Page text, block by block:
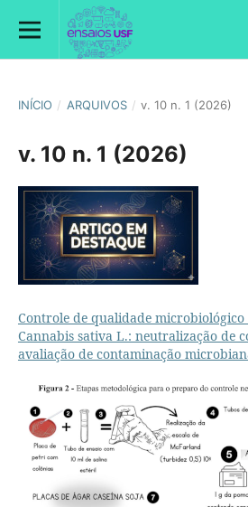
INÍCIO / ARQUIVOS / v. 10 n. 1 (2026)
v. 10 n. 1 (2026)
Controle de qualidade microbiológico
Cannabis sativa L.: neutralização de
avaliação de contaminação